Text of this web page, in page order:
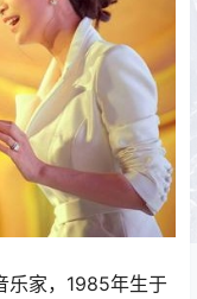
乐家，1985年生于